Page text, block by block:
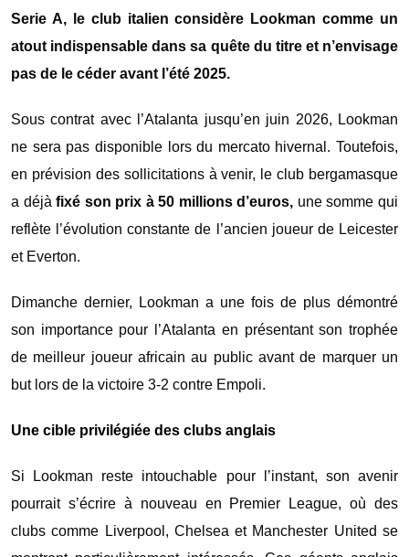
Serie A, le club italien considère Lookman comme un
atout indispensable dans sa quête du titre et n’envisage
pas de le céder avant l’été 2025.
Sous contrat avec l’Atalanta jusqu’en juin 2026, Lookman
ne sera pas disponible lors du mercato hivernal. Toutefois,
en prévision des sollicitations à venir, le club bergamasque
a déjàfixé son prix à 50 millions d’euros, une somme qui
reflète l’évolution constante de l’ancien joueur de Leicester
et Everton.
Dimanche dernier, Lookman a une fois de plus démontré
son importance pour l’Atalanta en présentant son trophée
de meilleur joueur africain au public avant de marquer un
but lors de la victoire 3-2 contre Empoli.
Une cible privilégiée des clubs anglais
Si Lookman reste intouchable pour l’instant, son avenir
pourrait s’écrire à nouveau en Premier League, où des
clubs comme Liverpool, Chelsea et Manchester United se